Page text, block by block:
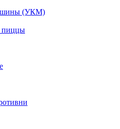
(УКМ)
пиццы